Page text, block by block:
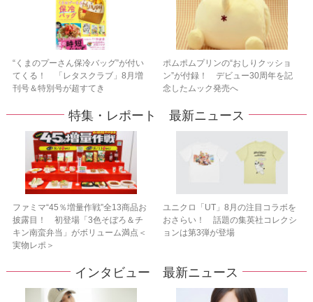
“くまのプーさん保冷バッグ”が付い
てくる！ 「レタスクラブ」8月増
刊号＆特別号が超すてき
ポムポムプリンの“おしりクッショ
ン”が付録！ デビュー30周年を記
念したムック発売へ
特集・レポート 最新ニュース
ファミマ“45％増量作戦”全13商品お
披露目！ 初登場「3色そぼろ＆チ
キン南蛮弁当」がボリューム満点＜
実物レポ＞
ユニクロ「UT」8月の注目コラボを
おさらい！ 話題の集英社コレクシ
ョンは第3弾が登場
インタビュー 最新ニュース